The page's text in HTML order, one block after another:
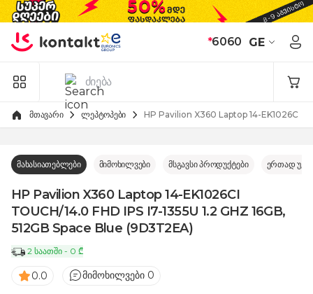
Skip to Content
*6060 GE
მთავარი ლეპტოპები HP Pavilion X360 Laptop 14-EK1026CI
მახასიათებლები მიმოხილვები მსგავსი პროდუქტები ერთად
HP Pavilion X360 Laptop 14-EK1026CI
TOUCH/14.0 FHD IPS I7-1355U 1.2 GHZ 16GB,
512GB Space Blue (9D3T2EA)
2 საათში - 0 ₾
0.0 მიმოხილვები 0